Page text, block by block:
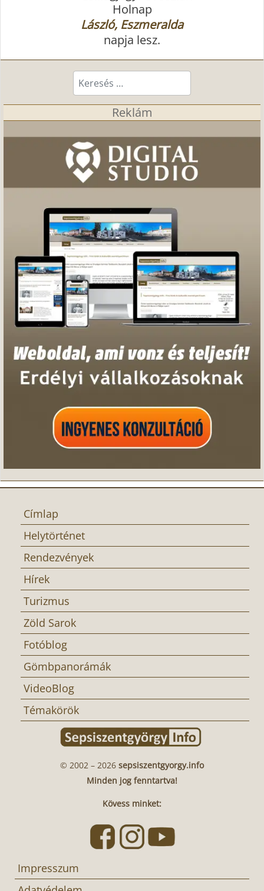
Holnap
László, Eszmeralda
napja lesz.
Keresés...
Reklám
Címlap
Helytörténet
Rendezvények
Hírek
Turizmus
Zöld Sarok
Fotóblog
Gömbpanorámák
VideoBlog
Témakörök
© 2002 – 2026 sepsiszentgyorgy.info
Minden jog fenntartva!
Kövess minket:
Impresszum